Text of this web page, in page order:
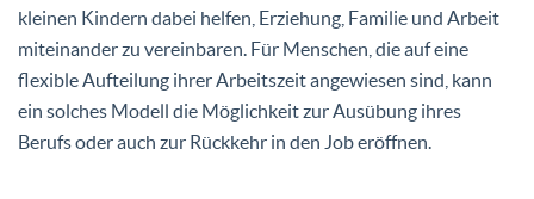
kleinen Kindern dabei helfen, Erziehung, Familie und Arbeit
miteinander zu vereinbaren. Für Menschen, die auf eine
flexible Aufteilung ihrer Arbeitszeit angewiesen sind, kann
ein solches Modell die Möglichkeit zur Ausübung ihres
Berufs oder auch zur Rückkehr in den Job eröffnen.